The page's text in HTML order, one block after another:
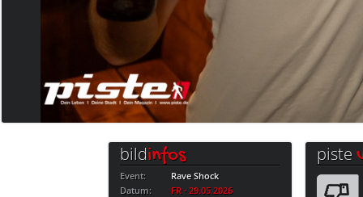
bildinfos
Event:
Rave Shock
Datum:
FR · 29.05.2026
piste